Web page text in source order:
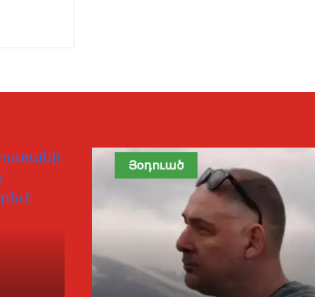
Յօդուած